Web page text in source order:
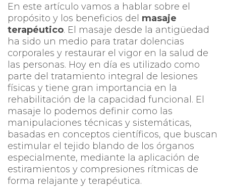
En este artículo vamos a hablar sobre el
propósito y los beneficios del masaje
terapéutico. El masaje desde la antigüedad
ha sido un medio para tratar dolencias
corporales y restaurar el vigor en la salud de
las personas. Hoy en día es utilizado como
parte del tratamiento integral de lesiones
físicas y tiene gran importancia en la
rehabilitación de la capacidad funcional. El
masaje lo podemos definir como las
manipulaciones técnicas y sistemáticas,
basadas en conceptos científicos, que buscan
estimular el tejido blando de los órganos
especialmente, mediante la aplicación de
estiramientos y compresiones rítmicas de
forma relajante y terapéutica.